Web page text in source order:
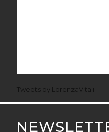
Tweets by LorenzaVitali